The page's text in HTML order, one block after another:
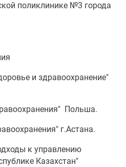
поликлинике №3 города
и здравоохранение"
Польша.
г.Астана.
к управлению
Казахстан"